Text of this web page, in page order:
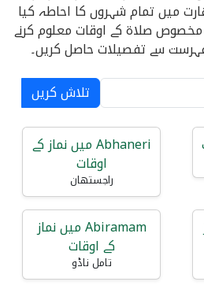
میں تمام شہروں کا احاطہ کیا
صلاۃ کے اوقات معلوم کرنے
سے تفصیلات حاصل کریں۔
تلاش کریں
Abhaneri میں نماز کے
اوقات
راجستھان
Abiramam میں نماز
کے اوقات
تامل ناڈو